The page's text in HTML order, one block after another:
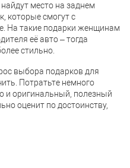
место на заднем
которые смогут с
На такие подарки женщинам
её авто – тогда
стильно.
выбора подарков для
Потратьте немного
и оригинальный, полезный
оценит по достоинству,